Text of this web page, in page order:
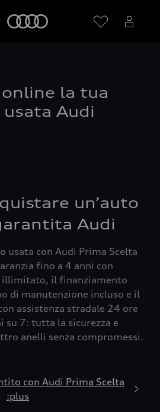
la tua
Audi
un’auto
Audi
usata con Audi Prima Scelta
fino a 4 anni con
il finanziamento
di manutenzione incluso e il
assistenza stradale 24 ore
su 7: tutta la sicurezza e
anelli senza compromessi.
con Audi Prima Scelta
:plus